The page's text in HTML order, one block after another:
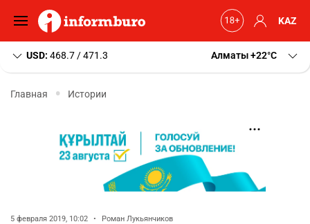
KAZ
USD: 468.7 / 471.3 Алматы+22 C
Главная Истории
5 февраля 2019, 10:02 • Роман Лукьянчиков